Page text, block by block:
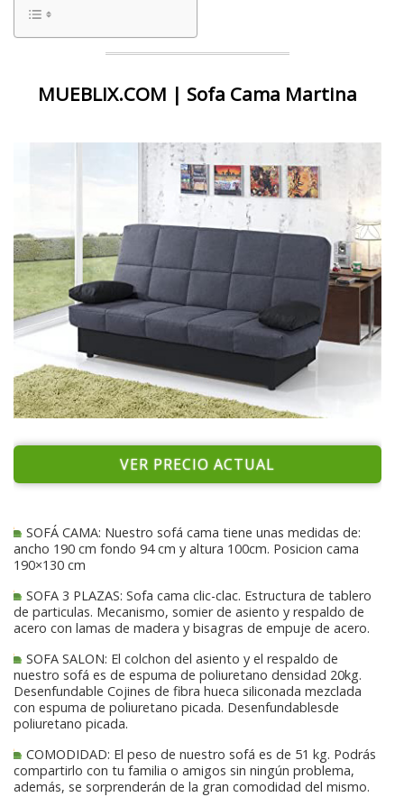
MUEBLIX.COM | Sofa Cama Martina
VER PRECIO ACTUAL
SOFÁ CAMA: Nuestro sofá cama tiene unas medidas de:
ancho 190 cm fondo 94 cm y altura 100cm. Posicion cama
190×130 cm
SOFA 3 PLAZAS: Sofa cama clic-clac. Estructura de tablero
de particulas. Mecanismo, somier de asiento y respaldo de
acero con lamas de madera y bisagras de empuje de acero.
SOFA SALON: El colchon del asiento y el respaldo de
nuestro sofá es de espuma de poliuretano densidad 20kg.
Desenfundable Cojines de fibra hueca siliconada mezclada
con espuma de poliuretano picada. Desenfundablesde
poliuretano picada.
COMODIDAD: El peso de nuestro sofá es de 51 kg. Podrás
compartirlo con tu familia o amigos sin ningún problema,
además, se sorprenderán de la gran comodidad del mismo.